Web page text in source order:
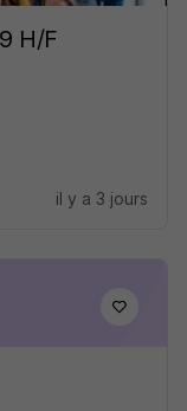
H/F
il y a 3 jours